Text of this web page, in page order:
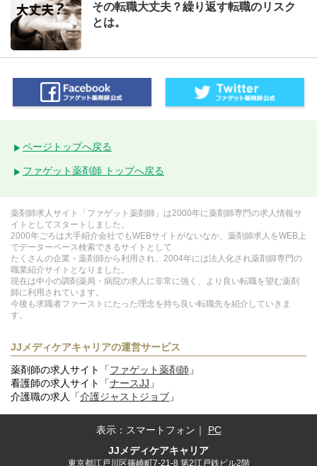
その転職大丈夫？繰り返す転職のリスク
とは。
ページトップへ戻る
ファゲット薬剤師 トップへ戻る
薬剤師求人サイト「ファゲット薬剤師」は2000年に薬剤師専門の求人情報サ
イトとしてスタートしました。
2000年ごろは大手紹介会社でもWEBサイトがないなか、薬剤師求人をWEB上
でデーターベース検索できるサイトとして
たくさんの企業・薬剤師から利用され、2004年には法人化され薬剤師専門の
職業紹介サイトとなりました。
現在は中小の調剤薬局・病院の求人に非常に強く、より良い転職を望む薬剤
師に利用されています。
今後も求職者ファーストにたった理念を持ち良い転職先を紹介していきま
す。
JJメディケアキャリアの運営サービス
薬剤師の求人サイト「ファゲット薬剤師 」
看護師の求人サイト「ナースJJ 」
介護職の求人「介護ジャストジョブ 」
表示： スマートフォン ｜ PC
JJメディケアキャリア
東京都江戸川区篠崎町7-21-8 第2江戸鉄ビル2階